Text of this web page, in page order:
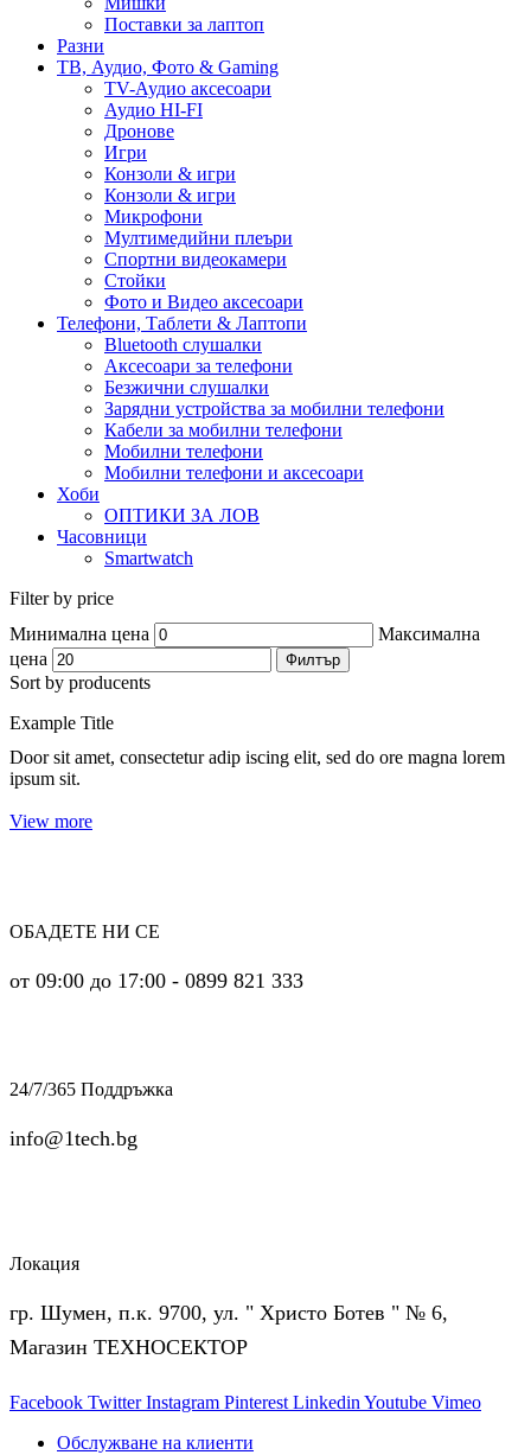
Поставки за лаптоп
Разни
ТВ, Аудио, Фото & Gaming
TV-Аудио аксесоари
Аудио HI-FI
Дронове
Игри
Конзоли & игри
Конзоли & игри
Микрофони
Мултимедийни плеъри
Спортни видеокамери
Стойки
Фото и Видео аксесоари
Телефони, Таблети & Лаптопи
Bluetooth слушалки
Аксесоари за телефони
Безжични слушалки
Зарядни устройства за мобилни телефони
Кабели за мобилни телефони
Мобилни телефони
Мобилни телефони и аксесоари
Хоби
ОПТИКИ ЗА ЛОВ
Часовници
Smartwatch
Filter by price
Минимална цена
Максимална
цена
Филтър
Sort by producents
Example Title
Door sit amet, consectetur adip iscing elit, sed do ore magna lorem
ipsum sit.
View more
ОБАДЕТЕ НИ СЕ
от 09:00 до 17:00 - 0899 821 333
24/7/365 Поддръжка
info@1tech.bg
Локация
гр. Шумен, п.к. 9700, ул. " Христо Ботев " № 6,
Магазин ТЕХНОСЕКТОР
Facebook Twitter Instagram Pinterest Linkedin Youtube Vimeo
Обслужване на клиенти